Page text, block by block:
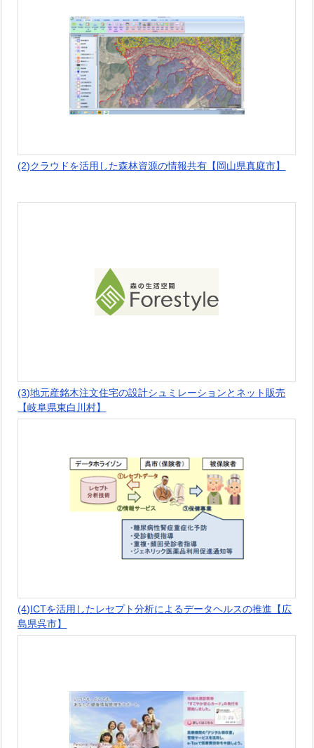
(2)クラウドを活用した森林資源の情報共有【岡山県真庭市】
(3)地元産銘木注文住宅の設計シュミレーションとネット販売
【岐阜県東白川村】
(4)ICTを活用したレセプト分析によるデータヘルスの推進【広
島県呉市】